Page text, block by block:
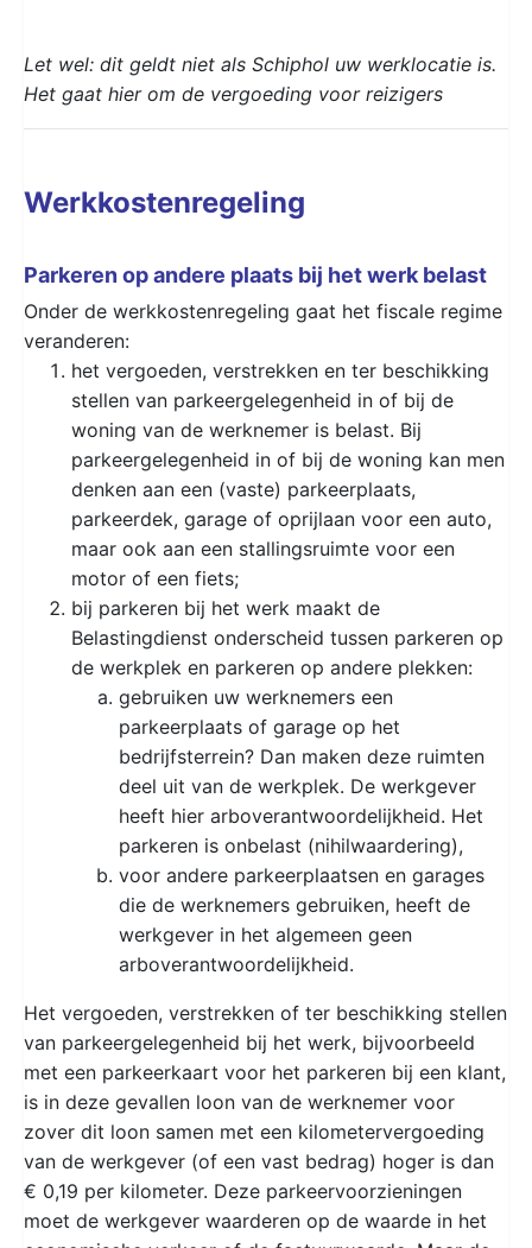
Let wel: dit geldt niet als Schiphol uw werklocatie is.
Het gaat hier om de vergoeding voor reizigers
Werkkostenregeling
Parkeren op andere plaats bij het werk belast
Onder de werkkostenregeling gaat het fiscale regime
veranderen:
het vergoeden, verstrekken en ter beschikking
stellen van parkeergelegenheid in of bij de
woning van de werknemer is belast. Bij
parkeergelegenheid in of bij de woning kan men
denken aan een (vaste) parkeerplaats,
parkeerdek, garage of oprijlaan voor een auto,
maar ook aan een stallingsruimte voor een
motor of een fiets;
bij parkeren bij het werk maakt de
Belastingdienst onderscheid tussen parkeren op
de werkplek en parkeren op andere plekken:
gebruiken uw werknemers een
parkeerplaats of garage op het
bedrijfsterrein? Dan maken deze ruimten
deel uit van de werkplek. De werkgever
heeft hier arboverantwoordelijkheid. Het
parkeren is onbelast (nihilwaardering),
voor andere parkeerplaatsen en garages
die de werknemers gebruiken, heeft de
werkgever in het algemeen geen
arboverantwoordelijkheid.
Het vergoeden, verstrekken of ter beschikking stellen
van parkeergelegenheid bij het werk, bijvoorbeeld
met een parkeerkaart voor het parkeren bij een klant,
is in deze gevallen loon van de werknemer voor
zover dit loon samen met een kilometervergoeding
van de werkgever (of een vast bedrag) hoger is dan
€ 0,19 per kilometer. Deze parkeervoorzieningen
moet de werkgever waarderen op de waarde in het